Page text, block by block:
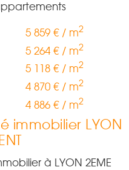
5 859 € / m2
5 264 € / m2
5 118 € / m2
4 870 € / m2
4 886 € / m2
immobilier LYON
à LYON 2EME